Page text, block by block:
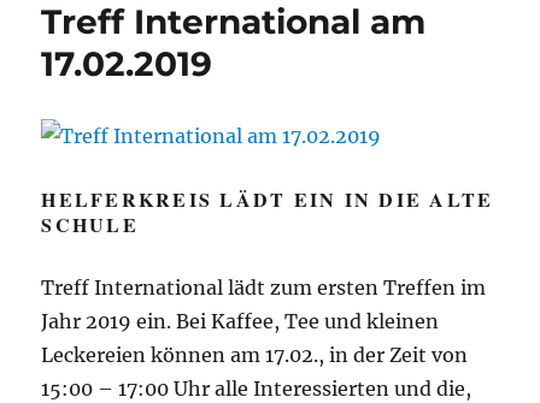
der
Treff International am
17.02.2019
HELFERKREIS LÄDT EIN IN DIE ALTE
SCHULE
Treff International lädt zum ersten Treffen im
Jahr 2019 ein. Bei Kaffee, Tee und kleinen
Leckereien können am 17.02., in der Zeit von
15:00 – 17:00 Uhr alle Interessierten und die,